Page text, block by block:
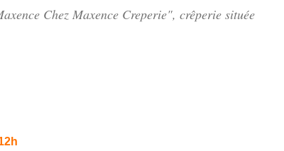
Chez Maxence Creperie", crêperie située